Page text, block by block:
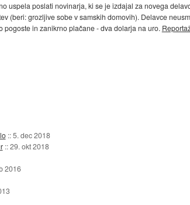
uspela poslati novinarja, ki se je izdajal za novega
(beri: grozljive sobe v samskih domovih). Delavce
in zanikrno plačane - dva dolarja na uro.
::5. dec 2018
::29. okt 2018
2016